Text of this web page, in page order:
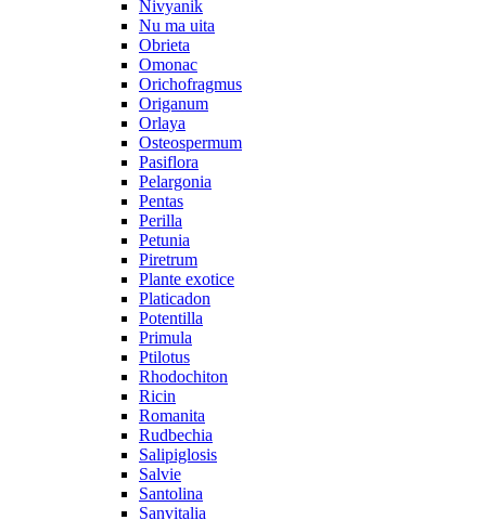
Nivyanik
Nu ma uita
Obrieta
Omonac
Orichofragmus
Origanum
Orlaya
Osteospermum
Pasiflora
Pelargonia
Pentas
Perilla
Petunia
Piretrum
Plante exotice
Platicadon
Potentilla
Primula
Ptilotus
Rhodochiton
Ricin
Romanita
Rudbechia
Salipiglosis
Salvie
Santolina
Sanvitalia